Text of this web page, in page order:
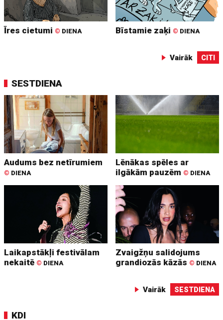
Īres cietumi © DIENA Bīstamie zaķi © DIENA
Vairāk CITI
SESTDIENA
Audums bez netīrumiem
© DIENA
Lēnākas spēles ar
ilgākām pauzēm © DIENA
Laikapstākļi festivālam
nekaitē © DIENA
Zvaigžņu salidojums
grandiozās kāzās © DIENA
Vairāk SESTDIENA
KDI